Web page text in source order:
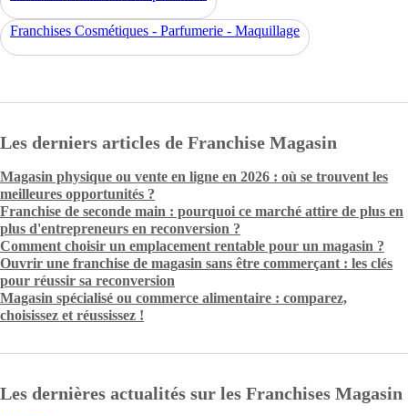
Franchises Cosmétiques - Parfumerie - Maquillage
Les derniers articles de Franchise Magasin
Magasin physique ou vente en ligne en 2026 : où se trouvent les
meilleures opportunités ?
Franchise de seconde main : pourquoi ce marché attire de plus en
plus d'entrepreneurs en reconversion ?
Comment choisir un emplacement rentable pour un magasin ?
Ouvrir une franchise de magasin sans être commerçant : les clés
pour réussir sa reconversion
Magasin spécialisé ou commerce alimentaire : comparez,
choisissez et réussissez !
Les dernières actualités sur les Franchises Magasin